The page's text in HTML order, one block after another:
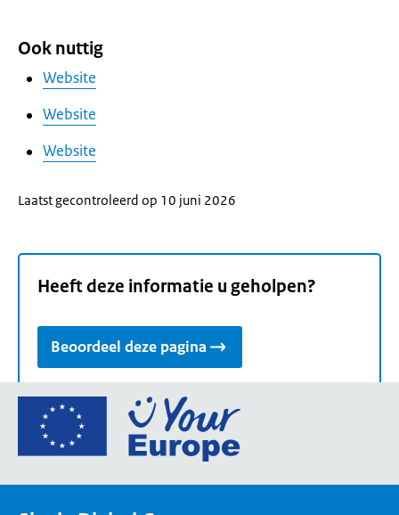
Ook nuttig
Website
Website
Website
Laatst gecontroleerd op 10 juni 2026
Heeft deze informatie u geholpen?
Beoordeel deze pagina
Ga
de